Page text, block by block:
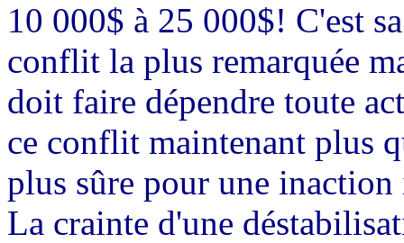
10 000$ à 25 000$! C'est
conflit la plus remarquée
doit faire dépendre toute
ce conflit maintenant plus
plus sûre pour une
La crainte d'une